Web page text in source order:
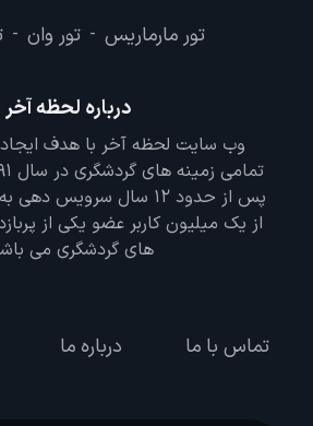
تور مارماریس - تور وان -
درباره لحظه آخر
وب سایت لحظه آخر با هدف ایجاد
پس از حدود 12 سال
از یک میلیون کاربر عضو یکی از
های گردشگری می
تماس با ما درباره ما